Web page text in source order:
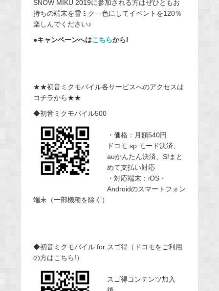
SNOW MIKU 2019に参加される方はぜひともお
持ちの端末を雪ミク一色にしてイベントを120％
楽しんでください♪
●キャンペーンへはこちらから!
★★初音ミクモバイル各サービスへのアクセスは
コチラから★★
◆初音ミクモバイル500
・価格：月額540円
ドコモ sp モード決済、
auかんたん決済、S!まと
めて支払い対応
・対応端末：iOS・
Androidのスマートフォン
端末（一部機種を除く）
◆初音ミクモバイル for スゴ得（ドコモをご利用
の方はこちら!）
スゴ得コンテンツ加入